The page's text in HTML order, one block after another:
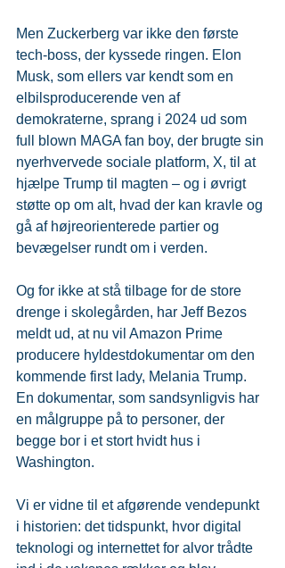
Men Zuckerberg var ikke den første
tech-boss, der kyssede ringen. Elon
Musk, som ellers var kendt som en
elbilsproducerende ven af
demokraterne, sprang i 2024 ud som
full blown MAGA fan boy, der brugte sin
nyerhvervede sociale platform, X, til at
hjælpe Trump til magten – og i øvrigt
støtte op om alt, hvad der kan kravle og
gå af højreorienterede partier og
bevægelser rundt om i verden.
Og for ikke at stå tilbage for de store
drenge i skolegården, har Jeff Bezos
meldt ud, at nu vil Amazon Prime
producere hyldestdokumentar om den
kommende first lady, Melania Trump.
En dokumentar, som sandsynligvis har
en målgruppe på to personer, der
begge bor i et stort hvidt hus i
Washington.
Vi er vidne til et afgørende vendepunkt
i historien: det tidspunkt, hvor digital
teknologi og internettet for alvor trådte